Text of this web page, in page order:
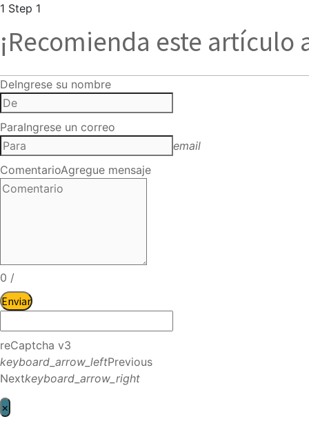
1 Step 1
¡Recomienda este artículo
DeIngrese su nombre
ParaIngrese un correo
email
ComentarioAgregue mensaje
0 /
Enviar
reCaptcha v3
keyboard_arrow_leftPrevious
Nextkeyboard_arrow_right
×